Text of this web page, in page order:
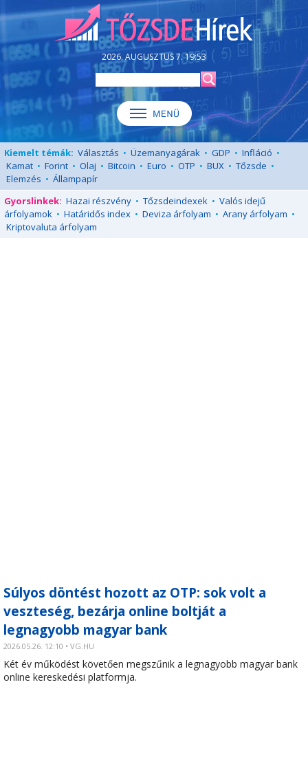
2026. AUGUSZTUS 7. 19:53
Kiemelt témák: Választás • Üzemanyagárak • GDP • Infláció •
Kamat • Forint • Olaj • Bitcoin • Euro • OTP • BUX • Tőzsde •
Elemzés • Állampapír
Gyorslinkek: Hazai részvény • Tőzsdeindexek • Valós idejű
árfolyamok • Határidős index • Deviza árfolyam • Arany árfolyam •
Kriptovaluta árfolyam
Súlyos döntést hozott az OTP: sok volt a
veszteség, bezárja online boltját a
legnagyobb magyar bank
2026.05.26. 12:10 • VG.HU
Két év működést követően megszűnik a legnagyobb magyar bank
online kereskedési platformja.